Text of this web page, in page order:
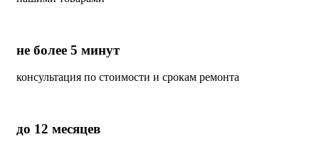
не более 5 минут
консультация по стоимости и срокам ремонта
до 12 месяцев